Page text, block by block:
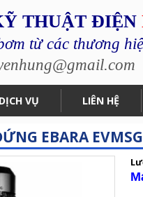
THUẬT ĐIỆN
từ các thương
DỊCH VỤ LIÊN HỆ
EBARA